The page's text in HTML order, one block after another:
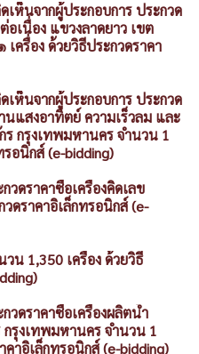
ห็นจากผู้ประกอบการ ประกวด
เนื่อง แขวงลาดยาว เขต
ครื่อง ด้วยวิธีประกวดราคา
ห็นจากผู้ประกอบการ ประกวด
นแสงอาทิตย์ ความเร็วลม และ
ร กรุงเทพมหานคร จำนวน 1
รอนิกส์ (e-bidding)
วดราคาซื้อเครื่องคิดเลข
ดราคาอิเล็กทรอนิกส์ (e-
วน 1,350 เครื่อง ด้วยวิธี
วดราคาซื้อเครื่องผลิตน้ำ
กรุงเทพมหานคร จำนวน 1
คาอิเล็กทรอนิกส์ (e-bidding)